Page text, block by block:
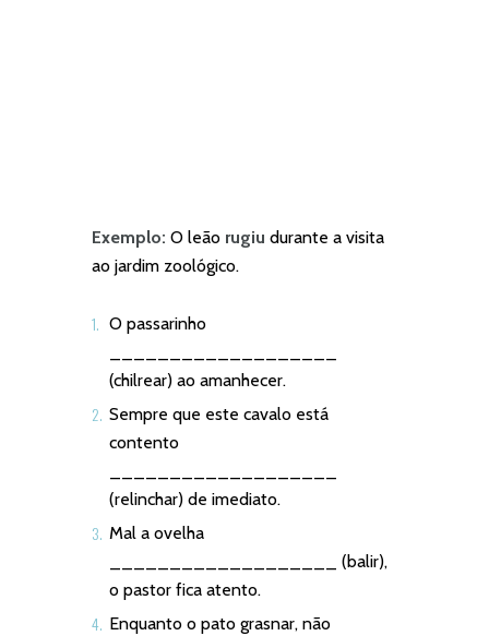
Exemplo: O leão rugiu durante a visita
ao jardim zoológico.
O passarinho
(chilrear) ao amanhecer.
Sempre que este cavalo está
contento
(relinchar) de imediato.
Mal a ovelha
___________________ (balir),
o pastor fica atento.
Enquanto o pato grasnar, não